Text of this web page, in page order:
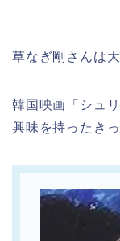
草なぎ剛さんは
韓国映画「シュ
興味を持ったき